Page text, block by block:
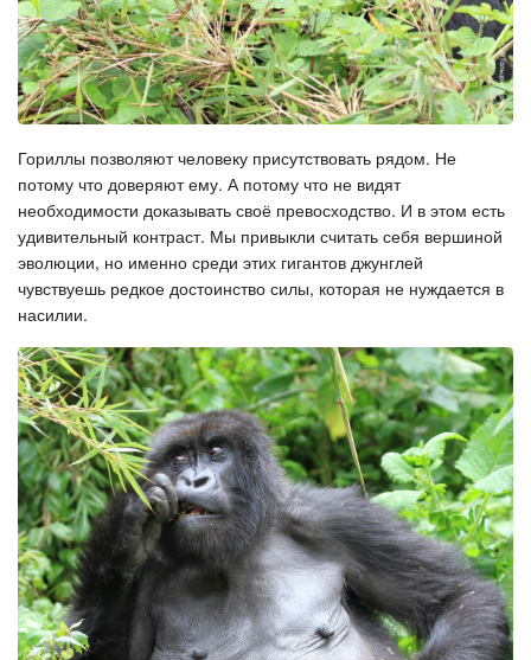
Гориллы позволяют человеку присутствовать рядом. Не
потому что доверяют ему. А потому что не видят
необходимости доказывать своё превосходство. И в этом есть
удивительный контраст. Мы привыкли считать себя вершиной
эволюции, но именно среди этих гигантов джунглей
чувствуешь редкое достоинство силы, которая не нуждается в
насилии.